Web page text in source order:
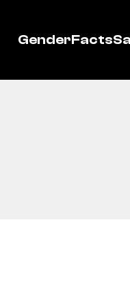
GenderFacts